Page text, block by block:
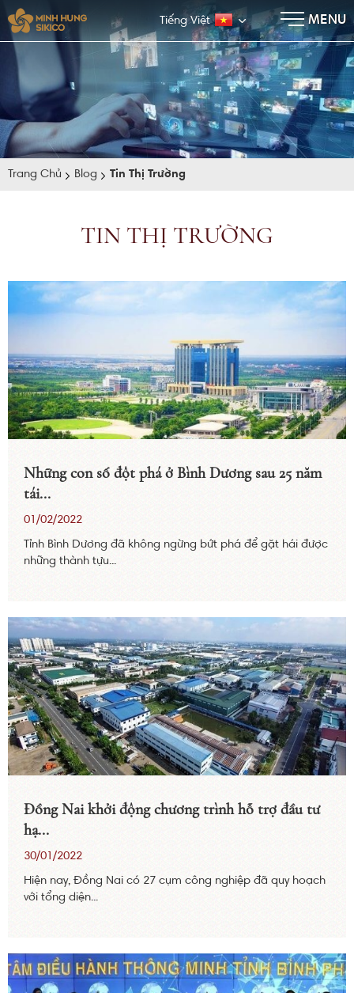
Tiếng Việt MENU
×
Trang Chủ Blog Tin Thị Trường
TIN THỊ TRƯỜNG
Những con số đột phá ở Bình Dương sau 25 năm
tái...
01/02/2022
Tỉnh Bình Dương đã không ngừng bứt phá để gặt hái được
những thành tựu...
Đồng Nai khởi động chương trình hỗ trợ đầu tư
hạ...
30/01/2022
Hiện nay, Đồng Nai có 27 cụm công nghiệp đã quy hoạch
với tổng diện...